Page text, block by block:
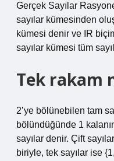
Gerçek Sayılar
sayılar kümesinden
kümesi denir ve IR
sayılar kümesi tüm
Tek rakam
2’ye bölünebilen tam
bölündüğünde 1
sayılar denir. Çift
biriyle, tek sayılar ise